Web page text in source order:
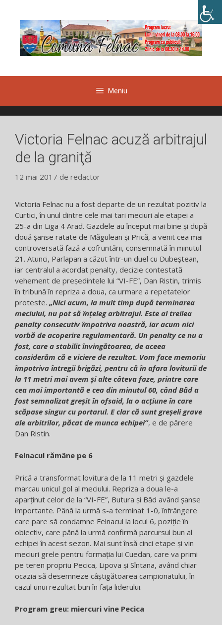
conținut
Meniu
Victoria Felnac acuză arbitrajul
de la graniţă
12 mai 2017 de redactor
Victoria Felnac nu a fost departe de un rezultat pozitiv la
Curtici, în unul dintre cele mai tari meciuri ale etapei a
25-a din Liga 4 Arad. Gazdele au început mai bine şi după
două şanse ratate de Măgulean şi Prică, a venit cea mai
controversată fază a cofruntării, consemnată în minutul
21. Atunci, Parlapan a căzut într-un duel cu Dubeştean,
iar centralul a acordat penalty, decizie contestată
vehement de preşedintele lui “VI-FE”, Dan Ristin, trimis
în tribună în repriza a doua, ca urmare a repetatelor
proteste. „Nici acum, la mult timp după terminarea
meciului, nu pot să înţeleg arbitrajul. Este al treilea
penalty consecutiv împotriva noastră, iar acum nici
vorbă de acoperire regulamentară. Un penalty ce nu a
fost, care a stabilit învingătoarea, de aceea
considerăm că e viciere de rezultat. Vom face memoriu
împotriva întregii brigăzi, pentru că în afara loviturii de
la 11 metri mai avem şi alte câteva faze, printre care
cea mai importantă e cea din minutul 60, când Băd a
fost semnalizat greşit în ofsaid, la o acţiune în care
scăpase singur cu portarul. E clar că sunt greşeli grave
ale arbitrilor, păcat de munca echipei”, e de părere
Dan Ristin.
Felnacul rămâne pe 6
Prică a transformat lovitura de la 11 metri şi gazdele
marcau unicul gol al meciului. Repriza a doua le-a
aparţinut celor de la “VI-FE”, Butura şi Băd având şanse
importante. Până la urmă s-a terminat 1-0, înfrângere
care pare să condamne Felnacul la locul 6, poziţie în
obiectiv, care până la urmă confirmă parcursul bun al
echipei în acest sezon. Mai sunt însă cinci etape şi vin
meciuri grele pentru formaţia lui Cuedan, care va primi
pe teren propriu Pecica, Lipova şi Sîntana, având chiar
ocazia să desemneze câştigătoarea campionatului, în
cazul unui rezultat bun în faţa liderului.
Program greu: miercuri vine Pecica